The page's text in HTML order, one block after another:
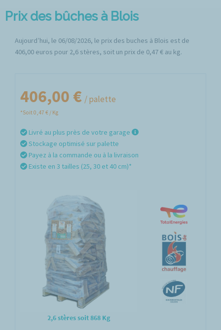
Prix des bûches à Blois
Aujourd’hui, le 06/08/2026, le prix des buches à Blois est de
406,00 euros pour 2,6 stères, soit un prix de 0,47 € au kg.
2,6 stères soit 868 Kg
406,00 € / palette
*Soit 0,47 € / Kg
Livré au plus près de votre garage
Stockage optimisé sur palette
Payez à la commande ou à la livraison
Existe en 3 tailles (25, 30 et 40 cm)*